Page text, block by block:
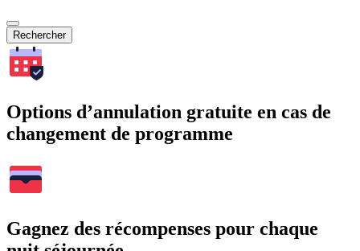
Rechercher
Options d’annulation gratuite en cas de
changement de programme
Gagnez des récompenses pour chaque